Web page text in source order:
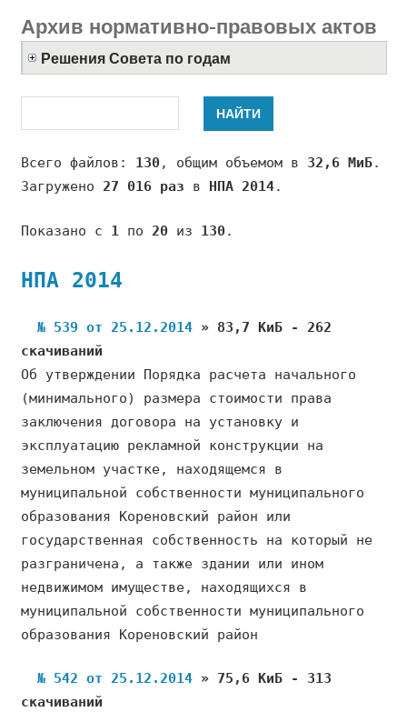
Архив нормативно-правовых актов
Решения Совета по годам
Всего файлов: 130, общим объемом в 32,6 МиБ.
Загружено 27 016 раз в НПА 2014.
Показано с 1 по 20из 130.
НПА 2014
№ 539 от 25.12.2014 » 83,7 КиБ - 262
скачиваний
Об утверждении Порядка расчета начального
(минимального) размера стоимости права
заключения договора на установку и
эксплуатацию рекламной конструкции на
земельном участке, находящемся в
муниципальной собственности муниципального
образования Кореновский район или
государственная собственность на который не
разграничена, а также здании или ином
недвижимом имуществе, находящихся в
муниципальной собственности муниципального
образования Кореновский район
№ 542 от 25.12.2014 » 75,6 КиБ - 313
скачиваний